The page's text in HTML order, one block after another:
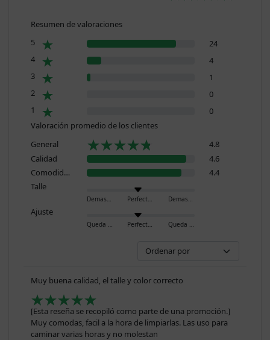
Resumen de valoraciones
5
24
4
4
3
1
2
0
1
0
Valoración promedio de los clientes
General
4.8
Calidad
4.6
Comodidad
4.4
Talle
Demasiado pequeño Perfecto Demasiado grande
Ajuste
Queda ajustado Perfecto Queda holgado
Muy buena calidad, el talle y color correcto
[Esta reseña se recopiló como parte de una promoción.]
Muy comodas, facil a la hora de limpiarlas. Las uso para
caminar varias horas y no molestan